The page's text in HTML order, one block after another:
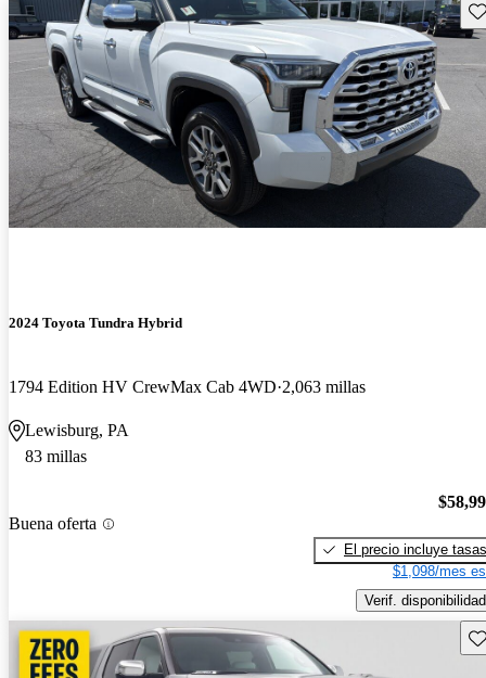
2024 Toyota Tundra Hybrid
1794 Edition HV CrewMax Cab 4WD 2,063 millas
Lewisburg, PA
83 millas
Buena oferta
El precio incluye tasas
$1,098/mes
Verif. disponibilidad